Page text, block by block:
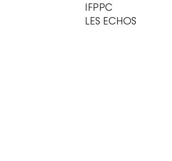
IFPPC
LES ECHOS